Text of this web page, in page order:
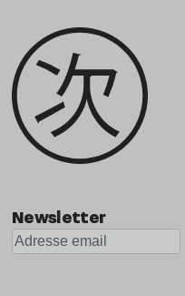
Newsletter